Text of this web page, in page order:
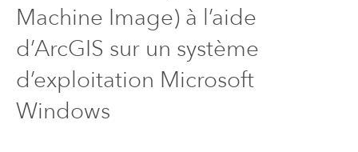
Machine Image) à l’aide
d’ArcGIS sur un système
d’exploitation Microsoft
Windows